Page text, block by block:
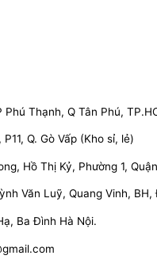
Phú Thạnh, Q Tân Phú,
Q. Gò Vấp (Kho sỉ, lẻ)
Hồ Thị Kỷ, Phường 1,
Văn Luỹ, Quang Vinh, BH,
Ba Đình Hà Nội.